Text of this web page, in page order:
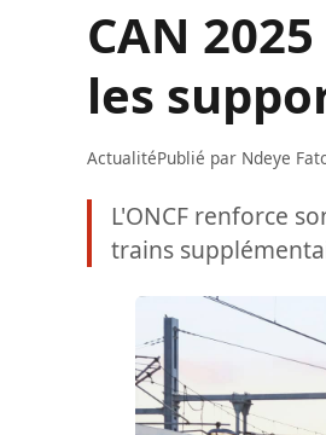
CAN
les
ActualitéPublié par Ndeye
L'ONCF renforce
trains